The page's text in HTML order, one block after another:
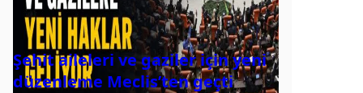
Şehit aileleri ve gaziler için yeni
düzenleme Meclis’ten geçti